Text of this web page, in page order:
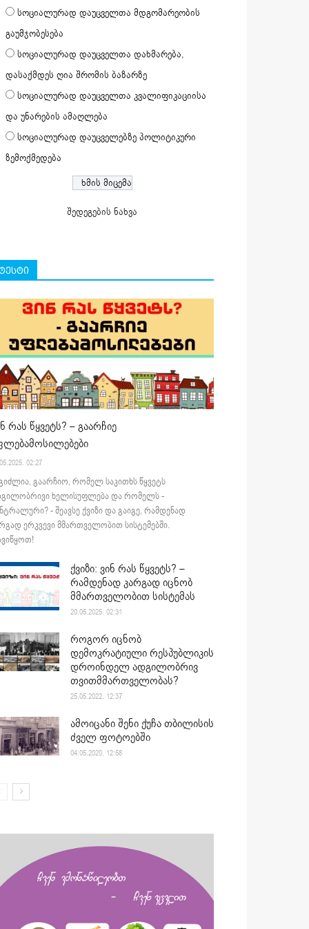
სოციალურად დაუცველთა მდგომარეობის
გაუმჯობესება
სოციალურად დაუცველთა დახმარება,
დასაქმდეს ღია შრომის ბაზარზე
სოციალურად დაუცველთა კვალიფიკაციისა
და უნარების ამაღლება
სოციალურად დაუცველებზე პოლიტიკური
ზემოქმედება
შედეგების ნახვა
რას წყვეტს? – გაარჩიე
02:27
გაარჩიო, რომელ საკითხს წყვეტს
ხელისუფლება და რომელს -
- შეავსე ქვიზი და გაიგე, რამდენად
ერკვევი მმართველობით სისტემებში.
ქვიზი: ვინ რას წყვეტს? –
რამდენად კარგად იცნობ
მმართველობით სისტემას
20.05.2025. 02:31
როგორ იცნობ
დემოკრატიული რესპუბლიკის
დროინდელ ადგილობრივ
თვითმმართველობას?
25.05.2022. 12:37
ამოიცანი შენი ქუჩა თბილისის
ძველ ფოტოებში
04.05.2020. 12:58